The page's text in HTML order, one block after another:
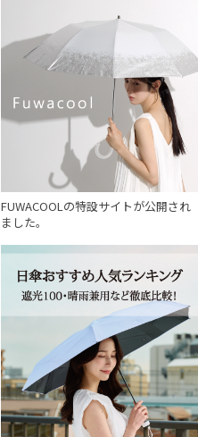
FUWACOOLの特設サイトが公開され
ました。